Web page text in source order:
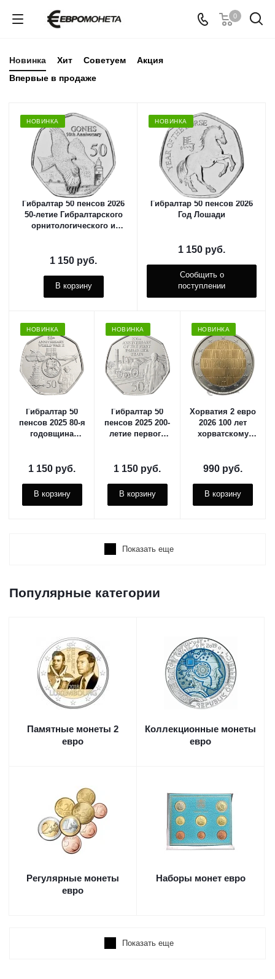
0
Новинка Хит Советуем
Акция
Впервые в продаже
НОВИНКА
Гибралтар 50 пенсов 2026
50-летие Гибралтарского
орнитологического и
1 150 руб.
В корзину
НОВИНКА
Гибралтар 50 пенсов 2026
Год Лошади
1 150 руб.
Сообщить о
поступлении
НОВИНКА
Гибралтар 50
пенсов 2025 80-я
годовщина
войны
1 150 руб.
В корзину
НОВИНКА
Гибралтар 50
пенсов 2025 200-
летие первого
1 150 руб.
В корзину
НОВИНКА
Хорватия 2 евро
2026 100 лет
хорватскому
990 руб.
В корзину
Показать еще
Популярные категории
Памятные монеты 2
евро
Коллекционные монеты
евро
Регулярные монеты
евро
Наборы монет евро
Показать еще